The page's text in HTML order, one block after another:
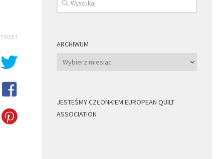
TWEET
ARCHIWUM
Archiwum
JESTEŚMY CZŁONKIEM EUROPEAN QUILT
ASSOCIATION